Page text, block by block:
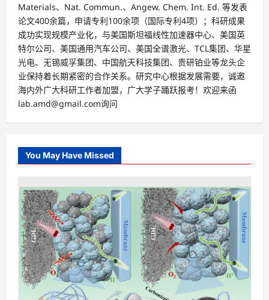
Materials、Nat. Commun.、Angew. Chem. Int. Ed. 等发表
论文400余篇，申请专利100余项（国际专利4项）；科研成果
成功实现规模产业化，与美国斯坦福线性加速器中心、美国英
特尔公司、美国通用汽车公司、美国全谱激光、TCL集团、华星
光电、无锡威孚集团、中国航天科技集团、贵研铂业等龙头企
业保持着长期紧密的合作关系。研究中心根据发展需要，诚邀
海内外广大科研工作者加盟，广大学子踊跃报考！欢迎来函
lab.amd@gmail.com询问
You May Have Missed